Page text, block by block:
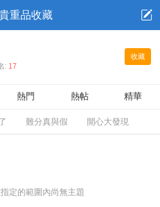
重品收藏
收藏
: 17
熱門 熱帖 精華
難分真與假 開心大發現
定的範圍內尚無主題